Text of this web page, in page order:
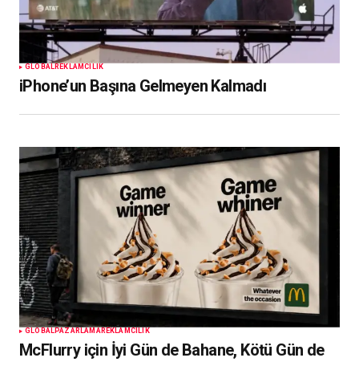
GLOBAL REKLAMCILIK
iPhone’un Başına Gelmeyen Kalmadı
GLOBAL PAZARLAMA REKLAMCILIK
McFlurry için İyi Gün de Bahane, Kötü Gün de